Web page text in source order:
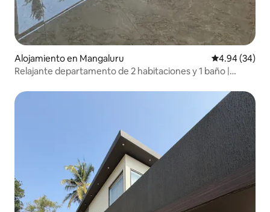
Alojamiento en Mangaluru Calificación
4.94 (34)
Relajante departamento de 2 habitaciones y 1 baño |